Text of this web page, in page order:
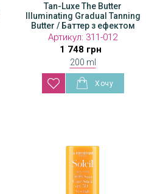
Bali Body Gradual Tanning
Butter / Баттер для тіла з
поступовим ефектом
засмаги
Артикул:63-115
2 250 грн
Tan-Luxe The Butter
Illuminating Gradual Tanning
Butter / Баттер з ефектом
поступової автозасмаги
Артикул: 311-012
1 748 грн
200 ml